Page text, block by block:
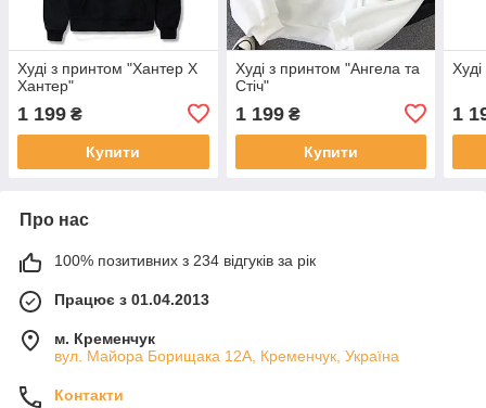
Худі з принтом "Хантер Х
Хантер"
1 199 ₴
Купити
Худі з принтом "Ангела та
Стіч"
1 199₴
Купити
1
Про нас
100% позитивних з 234 відгуків за рік
Працює з 01.04.2013
м. Кременчук
вул. Майора Борищака 12А, Кременчук, Україна
Контакти